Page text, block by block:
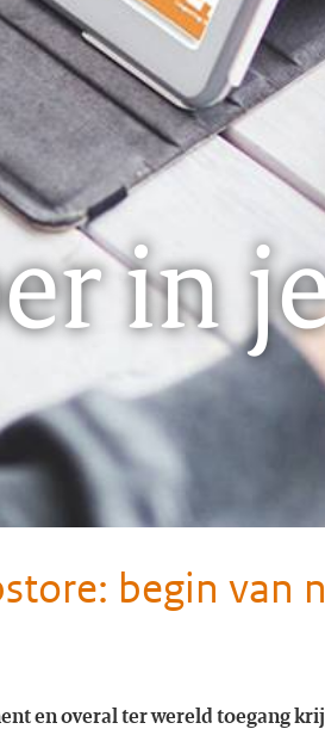
in
begin van
en overal ter wereld toegang